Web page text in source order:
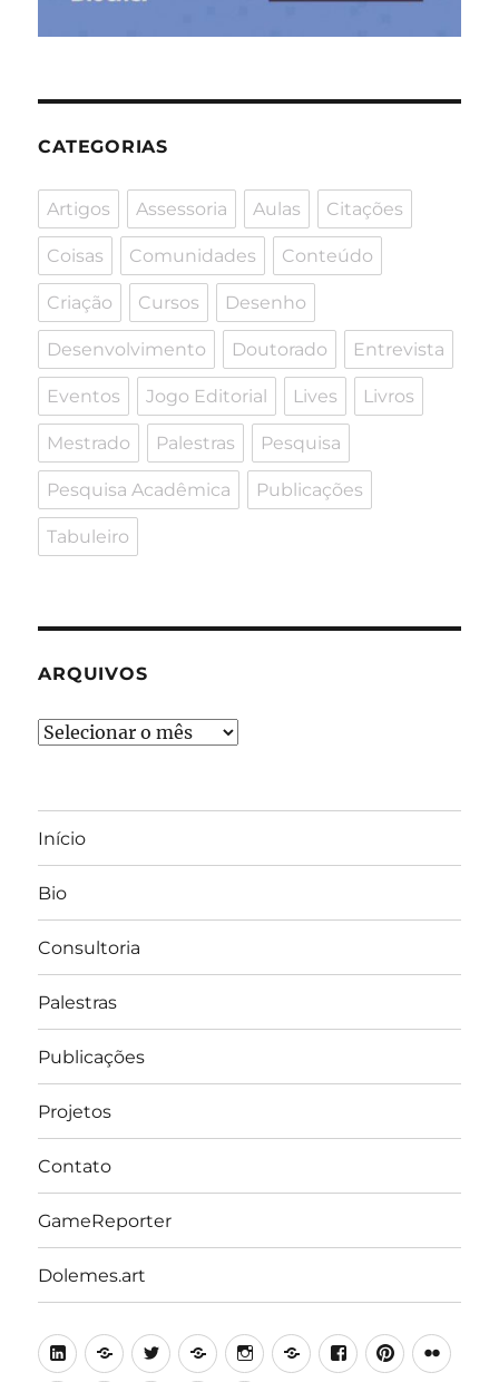
CATEGORIAS
Artigos Assessoria Aulas Citações
Coisas Comunidades Conteúdo
Criação Cursos Desenho
Desenvolvimento Doutorado Entrevista
Eventos Jogo Editorial Lives Livros
Mestrado Palestras Pesquisa
Pesquisa Acadêmica Publicações
Tabuleiro
ARQUIVOS
Arquivos
Início
Bio
Consultoria
Palestras
Publicações
Projetos
Contato
GameReporter
Dolemes.art
LinkedIn
LattesTwitterMediumInstagram
BehanceFacebook
PinterestFlickr